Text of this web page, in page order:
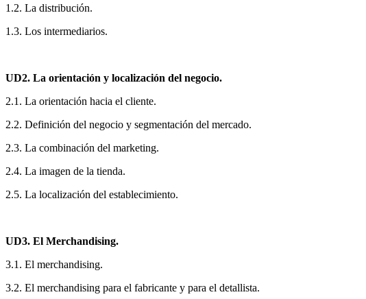
1.2. La distribución.
1.3. Los intermediarios.
UD2. La orientación y localización del negocio.
2.1. La orientación hacia el cliente.
2.2. Definición del negocio y segmentación del mercado.
2.3. La combinación del marketing.
2.4. La imagen de la tienda.
2.5. La localización del establecimiento.
UD3. El Merchandising.
3.1. El merchandising.
3.2. El merchandising para el fabricante y para el detallista.